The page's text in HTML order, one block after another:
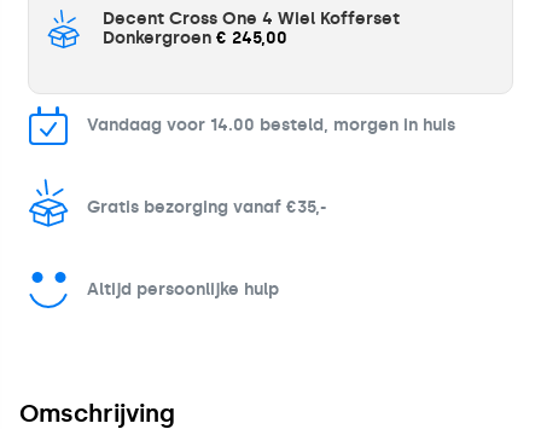
Decent Cross One 4 Wiel Kofferset
Donkergroen € 245,00
Vandaag voor 14.00 besteld, morgen in huis
Gratis bezorging vanaf €35,-
Altijd persoonlijke hulp
Omschrijving